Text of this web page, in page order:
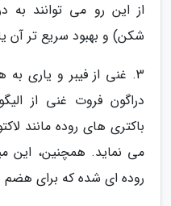
از این رو می توانند
شکن) و بهبود سریع تر آن
3. غنی از فیبر و یاری
دراگون فروت غنی از
باکتری های روده مانند
می نماید. همچنین، این
روده ای شده که برای هضم